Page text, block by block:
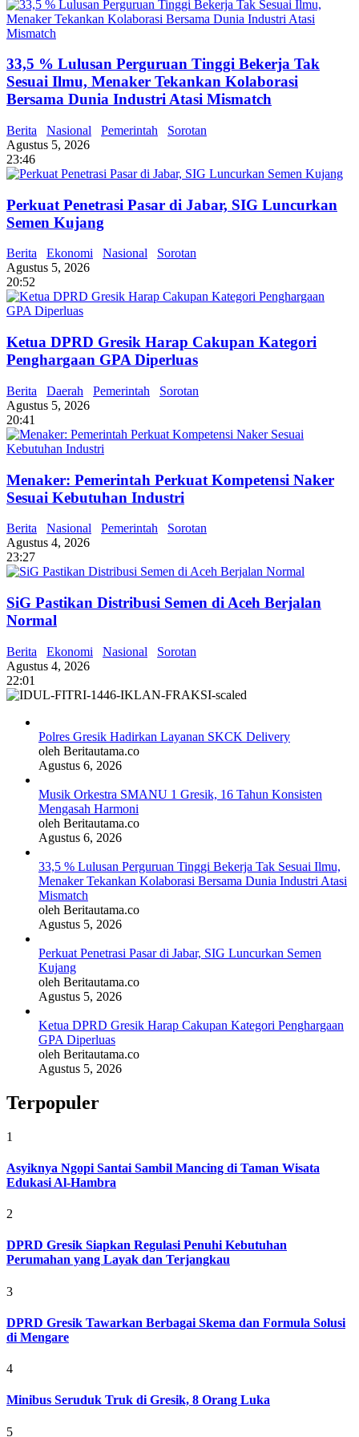
33,5 % Lulusan Perguruan Tinggi Bekerja Tak
Sesuai Ilmu, Menaker Tekankan Kolaborasi
Bersama Dunia Industri Atasi Mismatch
Berita Nasional Pemerintah
Sorotan
Agustus 5, 2026
23:46
Perkuat Penetrasi Pasar di Jabar, SIG Luncurkan
Semen Kujang
Berita Ekonomi Nasional
Sorotan
Agustus 5, 2026
20:52
Ketua DPRD Gresik Harap Cakupan Kategori
Penghargaan GPA Diperluas
Berita Daerah Pemerintah
Sorotan
Agustus 5, 2026
20:41
Menaker: Pemerintah Perkuat Kompetensi Naker
Sesuai Kebutuhan Industri
Berita Nasional Pemerintah
Sorotan
Agustus 4, 2026
23:27
SiG Pastikan Distribusi Semen di Aceh Berjalan
Normal
Berita Ekonomi Nasional
Sorotan
Agustus 4, 2026
22:01
Polres Gresik Hadirkan Layanan SKCK Delivery
oleh Beritautama.co
Agustus 6, 2026
Musik Orkestra SMANU 1 Gresik, 16 Tahun Konsisten
Mengasah Harmoni
oleh Beritautama.co
Agustus 6, 2026
33,5 % Lulusan Perguruan Tinggi Bekerja Tak Sesuai Ilmu,
Menaker Tekankan Kolaborasi Bersama Dunia Industri Atasi
Mismatch
oleh Beritautama.co
Agustus 5, 2026
Perkuat Penetrasi Pasar di Jabar, SIG Luncurkan Semen
Kujang
oleh Beritautama.co
Agustus 5, 2026
Ketua DPRD Gresik Harap Cakupan Kategori Penghargaan
GPA Diperluas
oleh Beritautama.co
Agustus 5, 2026
Terpopuler
1
Asyiknya Ngopi Santai Sambil Mancing di Taman Wisata
Edukasi Al-Hambra
2
DPRD Gresik Siapkan Regulasi Penuhi Kebutuhan
Perumahan yang Layak dan Terjangkau
3
DPRD Gresik Tawarkan Berbagai Skema dan Formula Solusi
di Mengare
4
Minibus Seruduk Truk di Gresik, 8 Orang Luka
5